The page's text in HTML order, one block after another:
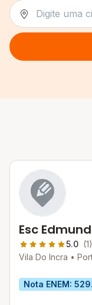
Esc
5.0 (1)
Vila Do Incra •
Nota ENEM: